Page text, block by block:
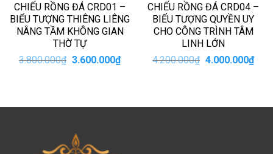
CHIẾU RỒNG ĐÁ CRD01 –
BIỂU TƯỢNG THIÊNG LIÊNG
NÂNG TẦM KHÔNG GIAN
THỜ TỰ
3.800.000₫ Giá
3.600.000₫Giá
CHIẾU RỒNG ĐÁ CRD04 –
BIỂU TƯỢNG QUYỀN UY
CHO CÔNG TRÌNH TÂM
LINH LỚN
4.200.000₫ Giá
4.000.000₫Giá